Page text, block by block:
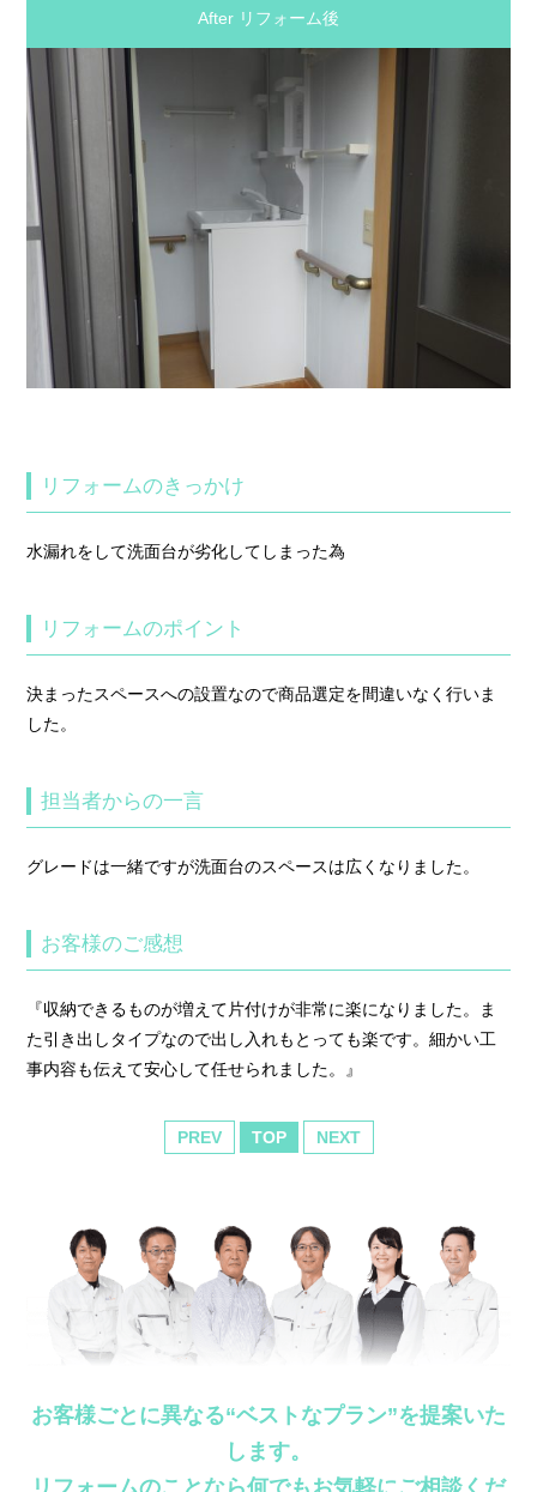
After リフォーム後
リフォームのきっかけ
水漏れをして洗面台が劣化してしまった為
リフォームのポイント
決まったスペースへの設置なので商品選定を間違いなく行いま
した。
担当者からの一言
グレードは一緒ですが洗面台のスペースは広くなりました。
お客様のご感想
『収納できるものが増えて片付けが非常に楽になりました。ま
た引き出しタイプなので出し入れもとっても楽です。細かい工
事内容も伝えて安心して任せられました。』
PREV TOP NEXT
お客様ごとに異なる“ベストなプラン”を提案いた
します。
リフォームのことなら何でもお気軽にご相談くだ